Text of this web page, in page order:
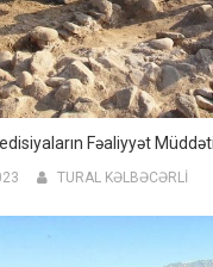
Fəaliyyət Müddəti
TURAL KƏLBƏCƏRLİ